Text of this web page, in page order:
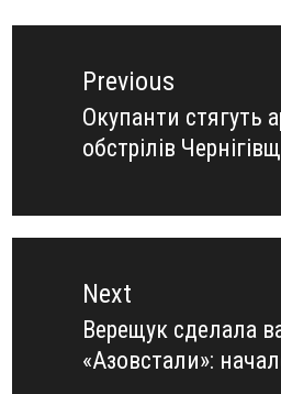
Навигация
записямPrevious
Previous
post:
Окупанти стягуть
обстрілів
Next
Next
post:
Верещук сделала
«Азовстали»: